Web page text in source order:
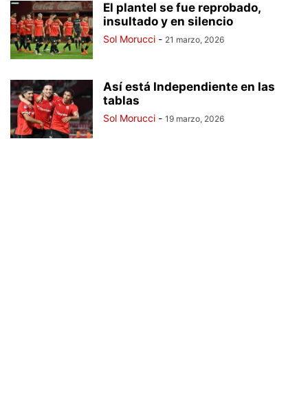
El plantel se fue reprobado,
insultado y en silencio
Sol Morucci - 21 marzo, 2026
Así está Independiente en las
tablas
Sol Morucci - 19 marzo, 2026